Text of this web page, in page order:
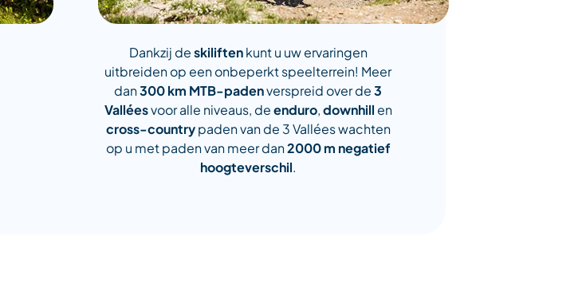
Dankzij deskiliftenkunt u uw ervaringen
uitbreiden op een onbeperkt speelterrein! Meer
dan300 km MTB-padenverspreid over de3
Valléesvoor alle niveaus, deenduro,downhillen
cross-countrypaden van de 3 Vallées wachten
op u met paden van meer dan2000 m negatief
hoogteverschil.